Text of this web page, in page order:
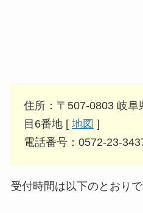
住所：〒507-0803 岐
目6番地 [ 地図 ]
電話番号：0572-23-
受付時間は以下のとおりで